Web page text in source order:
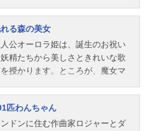
ーツアニメーション監督：フラ
・トーマス、ミルト・カール、
ック・ラーソン、オリー・ジョ
トン原作：フェリックス・...
12時になった途端、魔法は解け
まいます―。しかし、勇敢な友
のネズミたちの助けとガラスの
おかげで、シンデレラの物語は
のハッピーエンドで終わるので
ニメスケジュール1952年3月7日
）※吹替えでの公開は1961年キ
スト【1961年公開版】シンデレ
年公開版】アリス：上原ゆか
ェシャ猫：山田康雄【ソフト
アリス：土井美加白うさぎ：牛
チェシャ猫：関時男マッドハッ
：西本裕行ハートの女王：小沢
加収録）三月ウサギ：逢坂秀
高瀬右光（追加収録）大工：吉
幸紘年老いたカキ：吉田幸紘トゥ
右から二番目の星を目指してま
ぐに飛んでいけば、そこは大人
らなくてもいい島“ネバーラン
ところが、ピーター・パンを目の
している海賊、フック船長の悪
ー・パン放送形態劇場版アニメ
ジュール1955年3月22日（火）
替えでの公開は1963年キャスト
かれ合い、心を通わせていきま
ところがある晩、ご主人の留守
レディの家で大変な事件が起き
。ロマンティックな名曲“ベラ・
テ”を始め珠玉の音楽に彩られ
繰り広げる心温まる物語。作品
んわん物語放送形態劇場版アニ
スケジュール1956年8月8日（水）
る森の美女
公オーロラ姫は、誕生のお祝い
精たちから美しさときれいな歌
授かります。ところが、魔女マ
生日に、糸車で指を刺して命を
す"という恐ろしい呪いをかけた
です。やがて16歳の誕生日を迎え
匹わんちゃん
ンドンに住む作曲家ロジャーとダ